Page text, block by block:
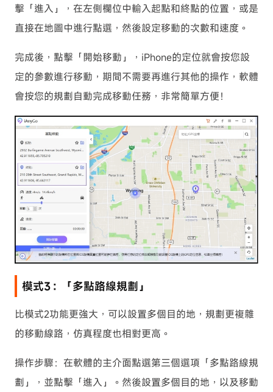
擊「進入」，在左側欄位中輸入起點和終點的位置，或是
直接在地圖中進行點選，然後設定移動的次數和速度。
完成後，點擊「開始移動」，iPhone的定位就會按您設
定的參數進行移動，期間不需要再進行其他的操作，軟體
會按您的規劃自動完成移動任務，非常簡單方便！
模式3：「多點路線規劃」
比模式2功能更強大，可以設置多個目的地，規劃更複雜
的移動線路，仿真程度也相對更高。
操作步驟：在軟體的主介面點選第三個選項「多點路線規
劃」，並點擊「進入」。然後設置多個目的地，以及移動